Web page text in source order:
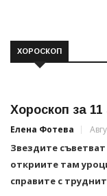
ХОРОСКОП
Хороскоп за 11
Елена Фотева
Звездите
откриите там
справите с